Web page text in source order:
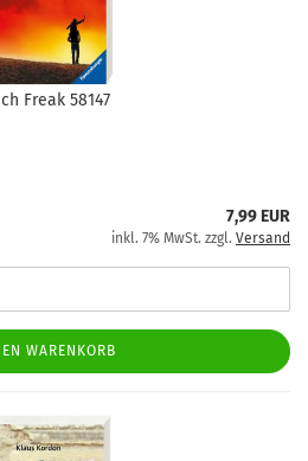
Freak 58147
7,99 EUR
inkl. 7% MwSt. zzgl. Versand
WARENKORB